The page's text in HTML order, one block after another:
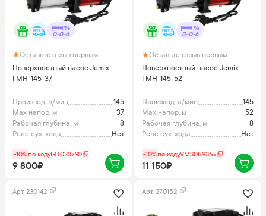
0-0-6
Оставьте отзыв первым
Поверхностный насос Jemix
ГМН-145-37
Производ. л/мин
145
Max напор, м
37
Рабочая глубина, м
8
Реле сух. хода
Нет
-10%по кодуIRT023790
9 800₽
0-0-6
Оставьте отзыв первым
Поверхностный насос Jemix
ГМН-145-52
Производ. л/мин
145
Max напор, м
52
Рабочая глубина, м
8
Реле сух. хода
Нет
-10%по кодуVMS059365
11 150₽
Арт. 230142 Арт. 270152